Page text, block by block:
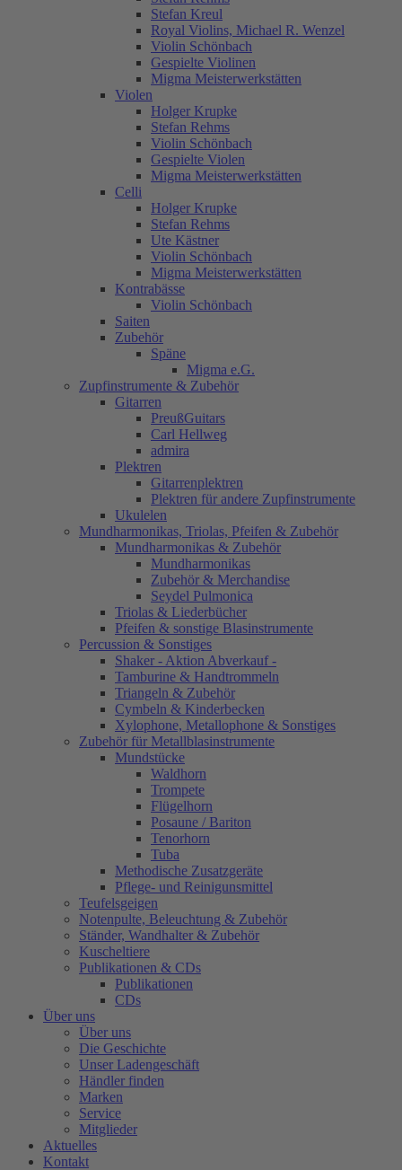
Stefan Kreul
Royal Violins, Michael R. Wenzel
Violin Schönbach
Gespielte Violinen
Migma Meisterwerkstätten
Violen
Holger Krupke
Stefan Rehms
Violin Schönbach
Gespielte Violen
Migma Meisterwerkstätten
Celli
Holger Krupke
Stefan Rehms
Ute Kästner
Violin Schönbach
Migma Meisterwerkstätten
Kontrabässe
Violin Schönbach
Saiten
Zubehör
Späne
Migma e.G.
Zupfinstrumente & Zubehör
Gitarren
PreußGuitars
Carl Hellweg
admira
Plektren
Gitarrenplektren
Plektren für andere Zupfinstrumente
Ukulelen
Mundharmonikas, Triolas, Pfeifen & Zubehör
Mundharmonikas & Zubehör
Mundharmonikas
Zubehör & Merchandise
Seydel Pulmonica
Triolas & Liederbücher
Pfeifen & sonstige Blasinstrumente
Percussion & Sonstiges
Shaker - Aktion Abverkauf -
Tamburine & Handtrommeln
Triangeln & Zubehör
Cymbeln & Kinderbecken
Xylophone, Metallophone & Sonstiges
Zubehör für Metallblasinstrumente
Mundstücke
Waldhorn
Trompete
Flügelhorn
Posaune / Bariton
Tenorhorn
Tuba
Methodische Zusatzgeräte
Pflege- und Reinigunsmittel
Teufelsgeigen
Notenpulte, Beleuchtung & Zubehör
Ständer, Wandhalter & Zubehör
Kuscheltiere
Publikationen & CDs
Publikationen
CDs
Über uns
Über uns
Die Geschichte
Unser Ladengeschäft
Händler finden
Marken
Service
Mitglieder
Aktuelles
Kontakt